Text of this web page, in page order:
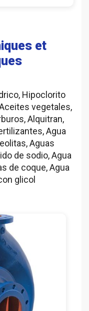
et
Hipoclorito
vegetales,
Alquitran,
Agua
Aguas
de sodio, Agua
de coque, Agua
glicol